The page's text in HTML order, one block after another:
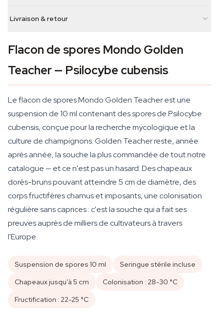
Livraison & retour
Flacon de spores Mondo Golden
Teacher — Psilocybe cubensis
Le flacon de spores Mondo Golden Teacher est une
suspension de 10 ml contenant des spores de Psilocybe
cubensis, conçue pour la recherche mycologique et la
culture de champignons. Golden Teacher reste, année
après année, la souche la plus commandée de tout notre
catalogue — et ce n'est pas un hasard. Des chapeaux
dorés-bruns pouvant atteindre 5 cm de diamètre, des
corps fructifères charnus et imposants, une colonisation
régulière sans caprices : c'est la souche qui a fait ses
preuves auprès de milliers de cultivateurs à travers
l'Europe.
Suspension de spores 10 ml
Seringue stérile incluse
Chapeaux jusqu'à 5 cm
Colonisation : 28-30 °C
Fructification : 22-25 °C